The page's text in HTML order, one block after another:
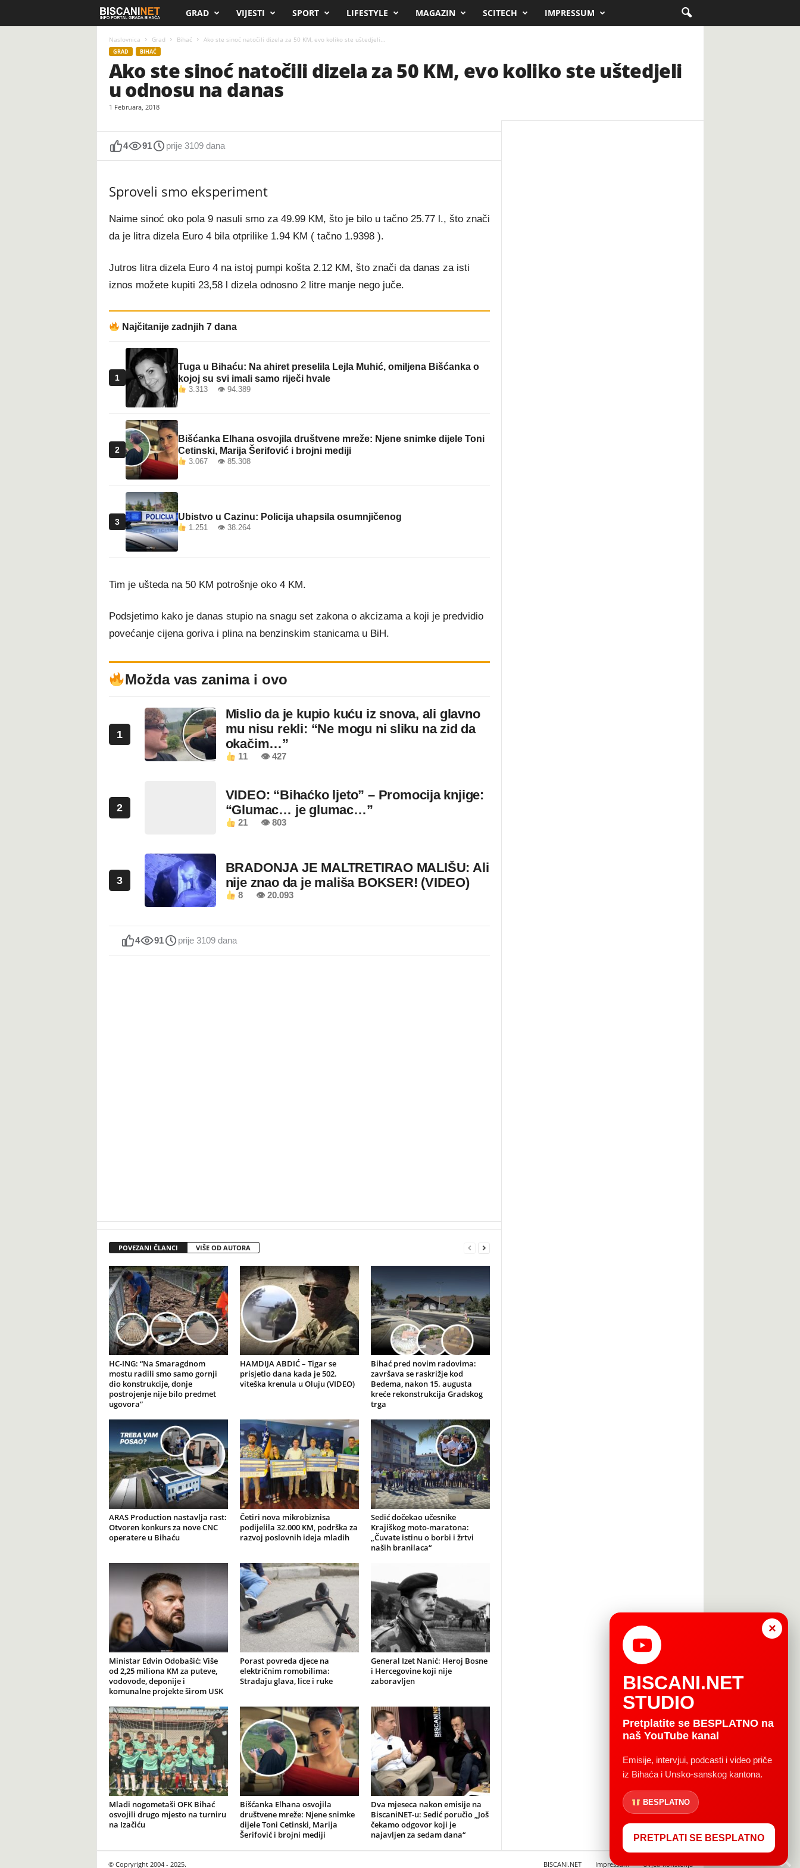
i
c
n
.
n
GRAD VIJESTI SPORT LIFESTYLE MAGAZIN SCITECH IMPRESSUM
Naslovnica Grad Bihać Ako ste sinoć natočili dizela za 50 KM, evo koliko ste uštedjeli...
GRAD BIHAĆ
Ako ste sinoć natočili dizela za 50 KM, evo koliko ste uštedjeli
u odnosu na danas
1 Februara, 2018
4 91 prije 3109 dana
Sproveli smo eksperiment
Naime sinoć oko pola 9 nasuli smo za 49.99 KM, što je bilo u tačno 25.77 l., što znači
da je litra dizela Euro 4 bila otprilike 1.94 KM ( tačno 1.9398 ).
Jutros litra dizela Euro 4 na istoj pumpi košta 2.12 KM, što znači da danas za isti
iznos možete kupiti 23,58 l dizela odnosno 2 litre manje nego juče.
Najčitanije zadnjih 7 dana
1
Tuga u Bihaću: Na ahiret preselila Lejla Muhić, omiljena Bišćanka o
kojoj su svi imali samo riječi hvale
3.313 👁 94.389
2
Bišćanka Elhana osvojila društvene mreže: Njene snimke dijele Toni
Cetinski, Marija Šerifović i brojni mediji
3.067 👁 85.308
3 Ubistvo u Cazinu: Policija uhapsila osumnjičenog
1.251 👁 38.264
Tim je ušteda na 50 KM potrošnje oko 4 KM.
Podsjetimo kako je danas stupio na snagu set zakona o akcizama a koji je predvidio
povećanje cijena goriva i plina na benzinskim stanicama u BiH.
Možda vas zanima i ovo
1
Mislio da je kupio kuću iz snova, ali glavno
mu nisu rekli: “Ne mogu ni sliku na zid da
okačim…”
11 👁 427
2
VIDEO: “Bihaćko ljeto” – Promocija knjige:
“Glumac… je glumac…”
21 👁 803
3
BRADONJA JE MALTRETIRAO MALIŠU: Ali
nije znao da je mališa BOKSER! (VIDEO)
8 👁 20.093
4 91 prije 3109 dana
POVEZANI ČLANCI VIŠE OD AUTORA
HC-ING: “Na Smaragdnom
mostu radili smo samo gornji
dio konstrukcije, donje
postrojenje nije bilo predmet
ugovora”
HAMDIJA ABDIĆ – Tigar se
prisjetio dana kada je 502.
viteška krenula u Oluju (VIDEO)
Bihać pred novim radovima:
završava se raskrižje kod
Bedema, nakon 15. augusta
kreće rekonstrukcija Gradskog
trga
ARAS Production nastavlja rast:
Otvoren konkurs za nove CNC
operatere u Bihaću
Četiri nova mikrobiznisa
podijelila 32.000 KM, podrška za
razvoj poslovnih ideja mladih
Sedić dočekao učesnike
Krajiškog moto-maratona:
„Čuvate istinu o borbi i žrtvi
naših branilaca“
Ministar Edvin Odobašić: Više
od 2,25 miliona KM za puteve,
vodovode, deponije i
komunalne projekte širom USK
Porast povreda djece na
električnim romobilima:
Stradaju glava, lice i ruke
General Izet Nanić: Heroj Bosne
i Hercegovine koji nije
zaboravljen
Mladi nogometaši OFK Bihać
osvojili drugo mjesto na turniru
na Izačiću
Bišćanka Elhana osvojila
društvene mreže: Njene snimke
dijele Toni Cetinski, Marija
Šerifović i brojni mediji
Dva mjeseca nakon emisije na
BiscaniNET-u: Sedić poručio „Još
čekamo odgovor koji je
najavljen za sedam dana“
BISCANI.NET Impressum Uvjeti korištenja
© Copryright 2004 - 2025.
×
BISCANI.NET
STUDIO
Pretplatite se BESPLATNO na
naš YouTube kanal
Emisije, intervjui, podcasti i video priče
iz Bihaća i Unsko-sanskog kantona.
BESPLATNO
PRETPLATI SE BESPLATNO